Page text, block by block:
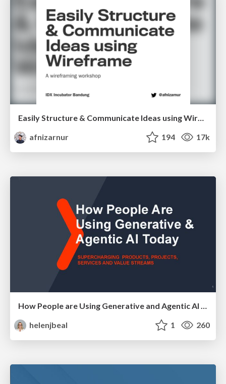
Easily Structure & Communicate Ideas using Wireframe
afnizarnur
194 17k
helenjbeal
1 260